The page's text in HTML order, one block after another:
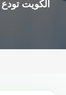
الكويت